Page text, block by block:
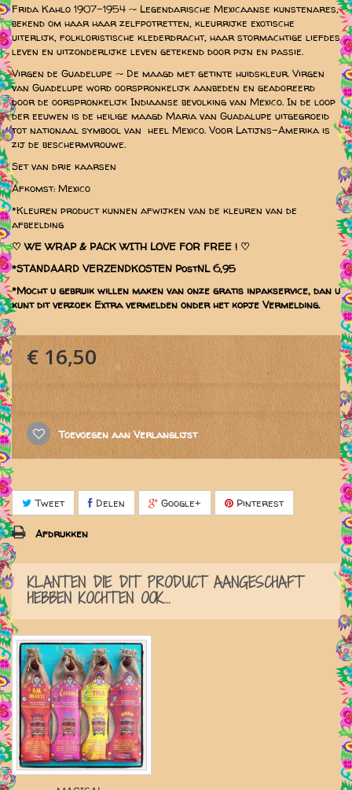
Frida Kahlo 1907-1954 ~ Legendarische Mexicaanse kunstenares,
bekend om haar haar zelfpotretten, kleurrijke exotische
uiterlijk, folkloristische klederdracht, haar stormachtige liefdes
leven en uitzonderlijke leven getekend door pijn en passie.
Virgen de Guadelupe ~ De maagd met getinte huidskleur. Virgen
van Guadelupe word oorspronkelijk aanbeden en geadoreerd
door de oorspronkelijk Indiaanse bevolking van Mexico. In de loop
der eeuwen is de heilige maagd Maria van Guadalupe uitgegroeid
tot nationaal symbool van heel Mexico. Voor Latijns-Amerika is
zij de beschermvrouwe.
Set van drie kaarsen
Afkomst: Mexico
*Kleuren product kunnen afwijken van de kleuren van de
afbeelding
♡ WE WRAP & PACK WITH LOVE FOR FREE ! ♡
*STANDAARD VERZENDKOSTEN PostNL 6,95
*Mocht u gebruik willen maken van onze gratis inpakservice, dan u
kunt dit verzoek Extra vermelden onder het kopje Vermelding.
€ 16,50
Toevoegen aan Verlanglijst
Tweet Delen Google+ Pinterest
Afdrukken
KLANTEN DIE DIT PRODUCT AANGESCHAFT
HEBBEN KOCHTEN OOK...